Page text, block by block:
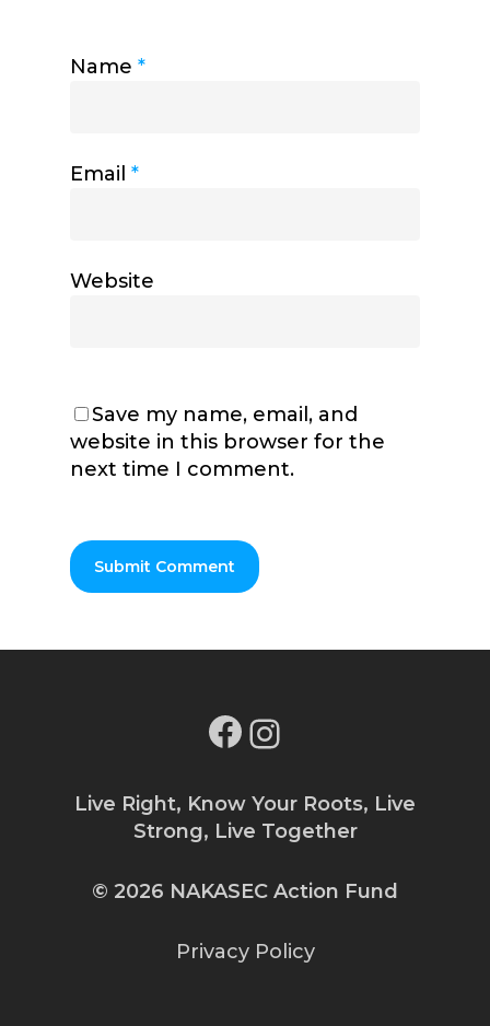
Name *
Email *
Website
Save my name, email, and
website in this browser for the
next time I comment.
Facebook
Live Right, Know Your Roots, Live
Strong, Live Together
© 2026 NAKASEC Action Fund
Privacy Policy